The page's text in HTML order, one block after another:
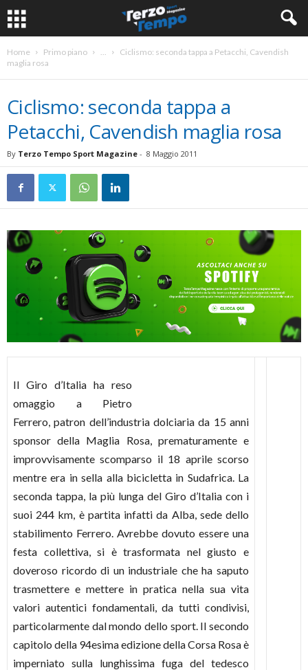
Home Primo piano ...
Ciclismo: seconda tappa a Petacchi, Cavendish
maglia rosa
Ciclismo: seconda tappa a
Petacchi, Cavendish maglia rosa
By Terzo Tempo Sport Magazine - 8 Maggio 2011
Il Giro d’Italia ha reso
omaggio a Pietro
Ferrero, patron dell’industria dolciaria da 15 anni
sponsor della Maglia Rosa, prematuramente e
improvvisamente scomparso il 18 aprile scorso
mentre era in sella alla bicicletta in Sudafrica. La
seconda tappa, la più lunga del Giro d’Italia con i
suoi 244 km, è partita infatti da Alba, sede dello
stabilimento Ferrero. Avrebbe dovuto essere una
festa collettiva, si è trasformata nel giusto e
doveroso ricordo di un industriale che ha saputo
trasmettere e mettere in pratica nella sua vita
valori autentici fondamentali, da tutti condivisi,
particolarmente dal mondo dello sport. Il secondo
capitolo della 94esima edizione della Corsa Rosa è
imperniato sulla lunghissima fuga del tedesco